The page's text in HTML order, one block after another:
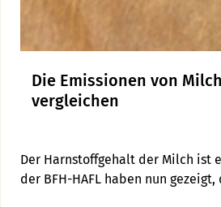
Die Emissionen von
vergleichen
Der Harnstoffgehalt der Milch ist
der BFH-HAFL haben nun